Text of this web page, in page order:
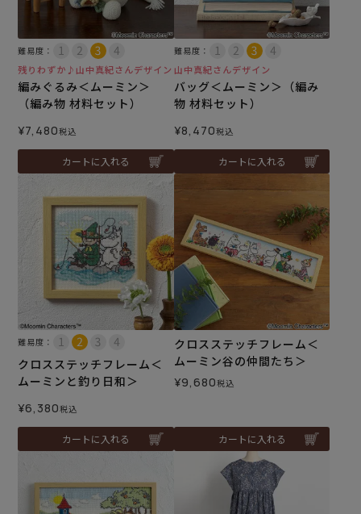
難易度：
残りわずか♪山中真紀さんデザイン
編みぐるみ＜ムーミン＞
（編み物 材料セット）
¥7,480税込
カートに入れる
難易度：
山中真紀さんデザイン
バッグ＜ムーミン＞（編み
物 材料セット）
¥8,470税込
カートに入れる
難易度：
クロスステッチフレーム＜
ムーミンと釣り日和＞
¥6,380税込
カートに入れる
クロスステッチフレーム＜
ムーミン谷の仲間たち＞
¥9,680税込
カートに入れる